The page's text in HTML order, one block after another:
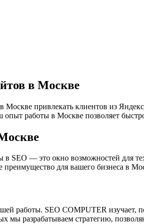
в Москве
привлекать клиентов из
работы в Москве позволяет
SEO — это окно возможностей для
преимущество для вашего бизнеса в
работы. SEO COMPUTER
мы разрабатываем стратегию,